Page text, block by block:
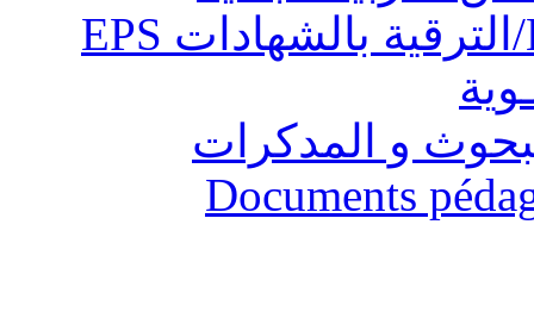
و المدكرات
Documents